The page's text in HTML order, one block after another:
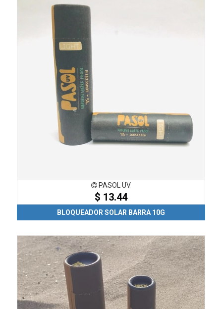
PASOL UV
$ 13.44
BLOQUEADOR SOLAR BARRA 10G